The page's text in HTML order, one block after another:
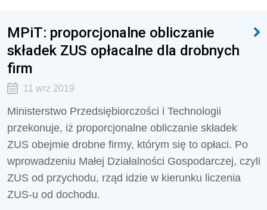
MPiT: proporcjonalne obliczanie
składek ZUS opłacalne dla drobnych
firm
11 wrz 2019
Ministerstwo Przedsiębiorczości i Technologii
przekonuje, iż proporcjonalne obliczanie składek
ZUS obejmie drobne firmy, którym się to opłaci. Po
wprowadzeniu Małej Działalności Gospodarczej, czyli
ZUS od przychodu, rząd idzie w kierunku liczenia
ZUS-u od dochodu.